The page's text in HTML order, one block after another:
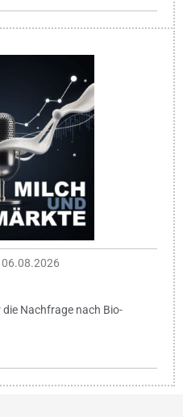
06.08.2026
Nachfrage nach Bio-